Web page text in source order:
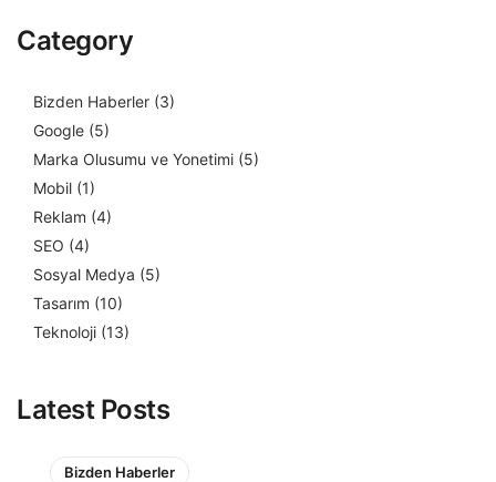
Category
Bizden Haberler (3)
Google (5)
Marka Olusumu ve Yonetimi (5)
Mobil (1)
Reklam (4)
SEO (4)
Sosyal Medya (5)
Tasarım (10)
Teknoloji (13)
Latest Posts
Bizden Haberler